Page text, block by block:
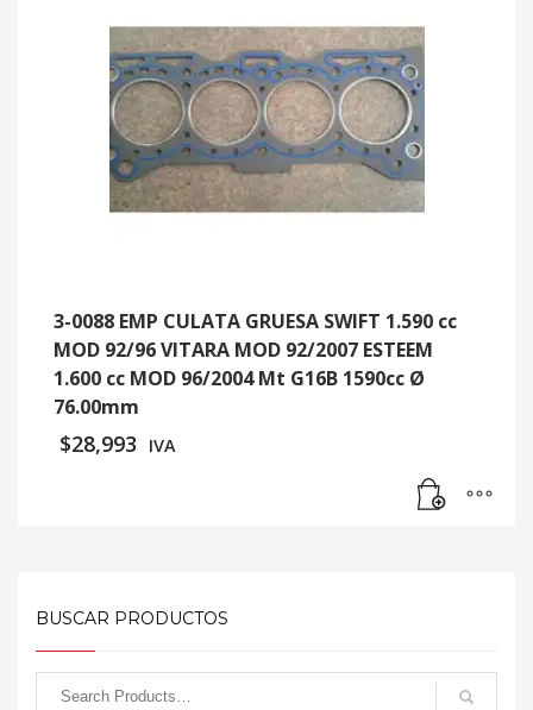
3-0088 EMP CULATA GRUESA SWIFT 1.590 cc
MOD 92/96 VITARA MOD 92/2007 ESTEEM
1.600 cc MOD 96/2004 Mt G16B 1590cc Ø
76.00mm
$28,993 IVA
BUSCAR PRODUCTOS